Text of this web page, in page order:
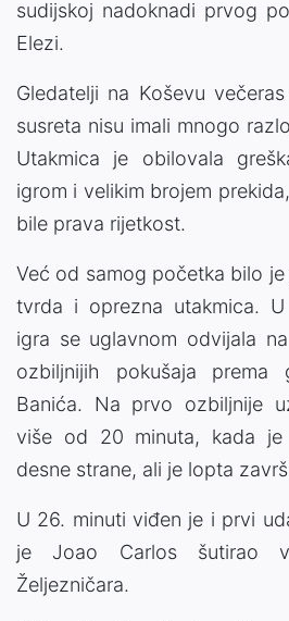
sudijskoj nadoknadi prvog
Elezi.
Gledatelji na Koševu
susreta nisu imali mnogo
Utakmica je obilovala
igrom i velikim brojem
bile prava rijetkost.
Već od samog početka bilo
tvrda i oprezna utakmica. U
igra se uglavnom odvijala
ozbiljnijih pokušaja prema
Banića. Na prvo ozbiljnije
više od 20 minuta, kada je
desne strane, ali je lopta
U 26. minuti viđen je i prvi
je Joao Carlos šutirao
Željezničara.